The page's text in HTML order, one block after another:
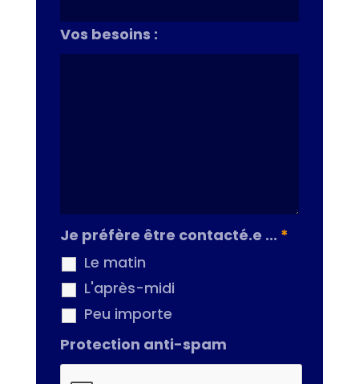
Vos besoins :
Je préfère être contacté.e ... *
Le matin
L'après-midi
Peu importe
Protection anti-spam